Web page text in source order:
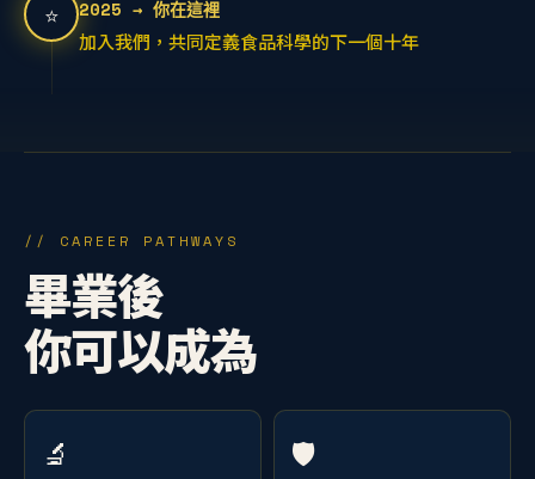
⭐
2025 → 你在這裡
加入我們，共同定義食品科學的下一個十年
// CAREER PATHWAYS
畢業後
你可以成為
🔬 🛡️